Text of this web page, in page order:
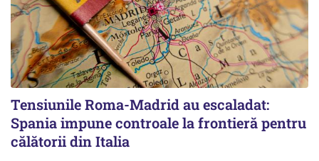
Tensiunile Roma-Madrid au escaladat:
Spania impune controale la frontieră pentru
călătorii din Italia